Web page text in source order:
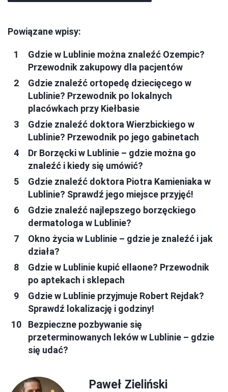
Powiązane wpisy:
Gdzie w Lublinie można znaleźć Ozempic?
Przewodnik zakupowy dla pacjentów
Gdzie znaleźć ortopedę dziecięcego w
Lublinie? Przewodnik po lokalnych
placówkach przy Kiełbasie
Gdzie znaleźć doktora Wierzbickiego w
Lublinie? Przewodnik po jego gabinetach
Dr Borzęcki w Lublinie – gdzie można go
znaleźć i kiedy się umówić?
Gdzie znaleźć doktora Piotra Kamieniaka w
Lublinie? Sprawdź jego miejsce przyjęć!
Gdzie znaleźć najlepszego borzęckiego
dermatologa w Lublinie?
Okno życia w Lublinie – gdzie je znaleźć i jak
działa?
Gdzie w Lublinie kupić ellaone? Przewodnik
po aptekach i sklepach
Gdzie w Lublinie przyjmuje Robert Rejdak?
Sprawdź lokalizację i godziny!
Bezpieczne pozbywanie się
przeterminowanych leków w Lublinie – gdzie
się udać?
Paweł Zieliński